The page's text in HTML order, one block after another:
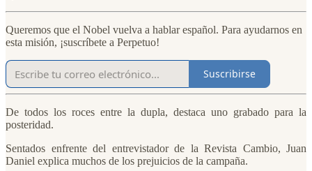
Queremos que el Nobel vuelva a hablar español. Para ayudarnos en
esta misión, ¡suscríbete a Perpetuo!
Suscribirse
De todos los roces entre la dupla, destaca uno grabado para la
posteridad.
Sentados enfrente del entrevistador de la Revista Cambio, Juan
Daniel explica muchos de los prejuicios de la campaña.